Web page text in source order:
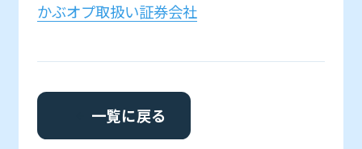
かぶオプ取扱い証券会社
一覧に戻る